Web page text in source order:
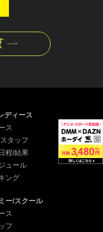
ディース
ス
タッフ
程/結果
ュール
ング
ー/スクール
ス
フ